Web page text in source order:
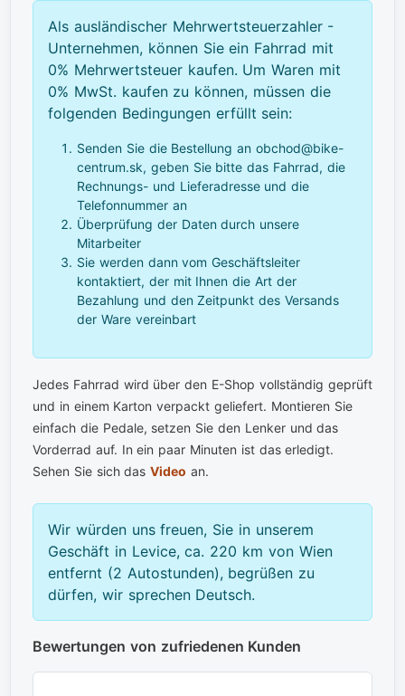
Als ausländischer Mehrwertsteuerzahler -
Unternehmen, können Sie ein Fahrrad mit
0% Mehrwertsteuer kaufen. Um Waren mit
0% MwSt. kaufen zu können, müssen die
folgenden Bedingungen erfüllt sein:
Senden Sie die Bestellung an obchod@bike-
centrum.sk, geben Sie bitte das Fahrrad, die
Rechnungs- und Lieferadresse und die
Telefonnummer an
Überprüfung der Daten durch unsere
Mitarbeiter
Sie werden dann vom Geschäftsleiter
kontaktiert, der mit Ihnen die Art der
Bezahlung und den Zeitpunkt des Versands
der Ware vereinbart
Jedes Fahrrad wird über den E-Shop vollständig geprüft
und in einem Karton verpackt geliefert. Montieren Sie
einfach die Pedale, setzen Sie den Lenker und das
Vorderrad auf. In ein paar Minuten ist das erledigt.
Sehen Sie sich dasVideo an.
Wir würden uns freuen, Sie in unserem
Geschäft in Levice, ca. 220 km von Wien
entfernt (2 Autostunden), begrüßen zu
dürfen, wir sprechen Deutsch.
Bewertungen von zufriedenen Kunden